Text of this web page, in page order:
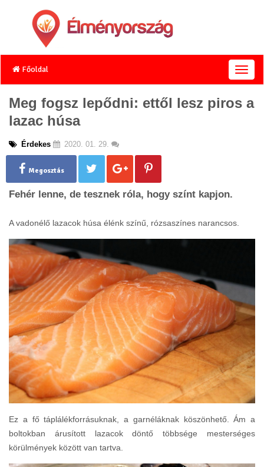
Főoldal
T
o
g
Meg fogsz lepődni: ettől lesz piros a
lazac húsa
Érdekes 2020. 01. 29.
Megosztás
Fehér lenne, de tesznek róla, hogy színt kapjon.
A vadonélő lazacok húsa élénk színű, rózsaszínes narancsos.
Ez a fő táplálékforrásuknak, a garnéláknak köszönhető. Ám a
boltokban árusított lazacok döntő többsége mesterséges
körülmények között van tartva.